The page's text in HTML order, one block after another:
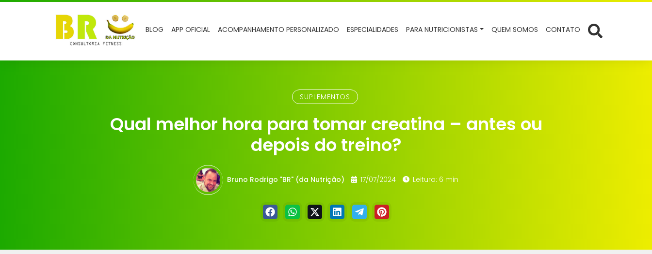
BLOG APP OFICIAL ACOMPANHAMENTO PERSONALIZADO ESPECIALIDADES PARA NUTRICIONISTAS QUEM SOMOS CONTATO
SUPLEMENTOS
Qual melhor hora para tomar creatina – antes ou
depois do treino?
Bruno Rodrigo "BR" (da Nutrição) 17/07/2024 Leitura: 6 min